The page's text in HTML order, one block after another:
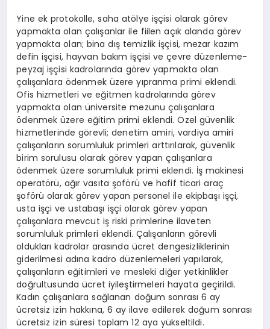
Yine ek protokolle, saha atölye işçisi olarak görev
yapmakta olan çalışanlar ile fiilen açık alanda görev
yapmakta olan; bina dış temizlik işçisi, mezar kazım
defin işçisi, hayvan bakım işçisi ve çevre düzenleme-
peyzaj işçisi kadrolarında görev yapmakta olan
çalışanlara ödenmek üzere yıpranma primi eklendi.
Ofis hizmetleri ve eğitmen kadrolarında görev
yapmakta olan üniversite mezunu çalışanlara
ödenmek üzere eğitim primi eklendi. Özel güvenlik
hizmetlerinde görevli; denetim amiri, vardiya amiri
çalışanların sorumluluk primleri arttırılarak, güvenlik
birim sorulusu olarak görev yapan çalışanlara
ödenmek üzere sorumluluk primi eklendi. İş makinesi
operatörü, ağır vasıta şoförü ve hafif ticari araç
şoförü olarak görev yapan personel ile ekipbaşı işçi,
usta işçi ve ustabaşı işçi olarak görev yapan
çalışanlara mevcut iş riski primlerine ilaveten
sorumluluk primleri eklendi. Çalışanların görevli
oldukları kadrolar arasında ücret dengesizliklerinin
giderilmesi adına kadro düzenlemeleri yapılarak,
çalışanların eğitimleri ve mesleki diğer yetkinlikler
doğrultusunda ücret iyileştirmeleri hayata geçirildi.
Kadın çalışanlara sağlanan doğum sonrası 6 ay
ücretsiz izin hakkına, 6 ay ilave edilerek doğum sonrası
ücretsiz izin süresi toplam 12 aya yükseltildi.